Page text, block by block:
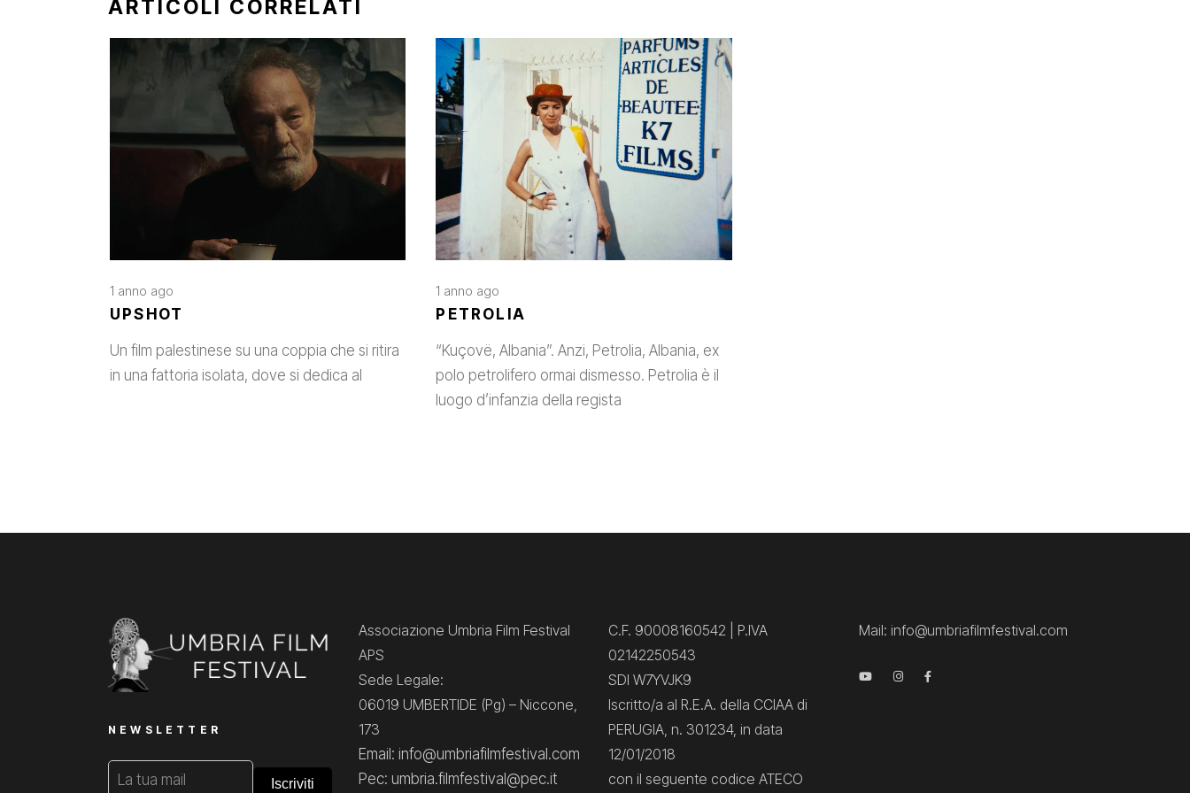
ARTICOLI CORRELATI
1 anno ago
UPSHOT
Un film palestinese su una coppia che si ritira
in una fattoria isolata, dove si dedica al
1 anno ago
PETROLIA
“Kuçovë, Albania”. Anzi, Petrolia, Albania, ex
polo petrolifero ormai dismesso. Petrolia è il
luogo d’infanzia della regista
NEWSLETTER
Associazione Umbria Film Festival
APS
Sede Legale:
06019 UMBERTIDE (Pg) – Niccone,
173
Email: info@umbriafilmfestival.com
Pec: umbria.filmfestival@pec.it
C.F. 90008160542 | P.IVA
02142250543
SDI W7YVJK9
Iscritto/a al R.E.A. della CCIAA di
PERUGIA, n. 301234, in data
12/01/2018
con il seguente codice ATECO
Mail: info@umbriafilmfestival.com